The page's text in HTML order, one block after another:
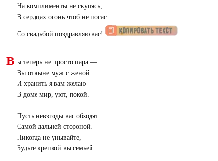
На комплименты не скупясь,
В сердцах огонь чтоб не погас.
Со свадьбой поздравляю вас!
В ы теперь не просто пара —
Вы отныне муж с женой.
И хранить я вам желаю
В доме мир, уют, покой.
Пусть невзгоды вас обходят
Самой дальней стороной.
Никогда не унывайте,
Будьте крепкой вы семьей.